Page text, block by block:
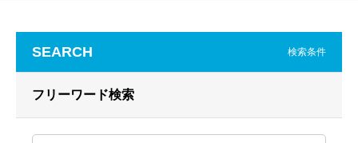
SEARCH 検索条件
フリーワード検索